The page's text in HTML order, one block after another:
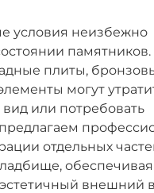
условия неизбежно
памятников.
плиты,
могут
или потребовать
отдельных
внешний